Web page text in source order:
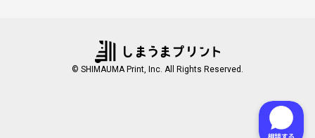
© SHIMAUMA Print, Inc. All Rights Reserved.